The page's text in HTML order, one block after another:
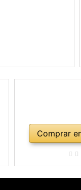
Comprar